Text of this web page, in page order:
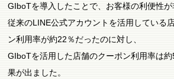
GIboTを導入したことで、お客様の利便性が
従来のLINE公式アカウントを活用している
ン利用率が約22％だったのに対し、
GIboTを活用した店舗のクーポン利用率は
果が出ました。